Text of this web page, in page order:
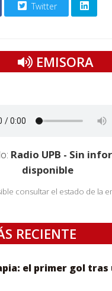
Twitter
EMISORA
Radio UPB - Sin
disponible
consultar el estado de la
RECIENTE
el primer gol tras